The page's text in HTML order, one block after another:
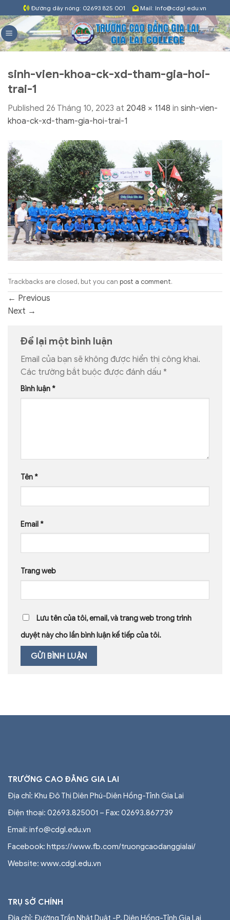
to
content
Đường dây nóng: 02693 825 001 Mail: Info@cdgl.edu.vn
sinh-vien-khoa-ck-xd-tham-gia-hoi-
trai-1
Published 26 Tháng 10, 2023 at 2048 × 1148 in sinh-vien-
khoa-ck-xd-tham-gia-hoi-trai-1
Trackbacks are closed, but you can post a comment.
← Previous
Next →
Để lại một bình luận
Email của bạn sẽ không được hiển thị công khai.
Các trường bắt buộc được đánh dấu *
Bình luận *
Tên *
Email *
Trang web
Lưu tên của tôi, email, và trang web trong trình
duyệt này cho lần bình luận kế tiếp của tôi.
TRƯỜNG CAO ĐẲNG GIA LAI
Địa chỉ: Khu Đô Thị Diên Phú-Diên Hồng-Tỉnh Gia Lai
Điện thoại: 02693.825001 – Fax: 02693.867739
Email: info@cdgl.edu.vn
Facebook: https://www.fb.com/truongcaodanggialai/
Website: www.cdgl.edu.vn
TRỤ SỞ CHÍNH
Địa chỉ: Đường Trần Nhật Duật -P. Diên Hồng-Tỉnh Gia Lai